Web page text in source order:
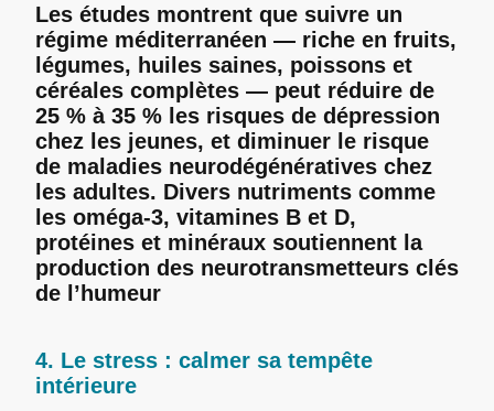
Les études montrent que suivre un
régime méditerranéen — riche en fruits,
légumes, huiles saines, poissons et
céréales complètes — peut réduire de
25 % à 35 % les risques de dépression
chez les jeunes, et diminuer le risque
de maladies neurodégénératives chez
les adultes. Divers nutriments comme
les oméga-3, vitamines B et D,
protéines et minéraux soutiennent la
production des neurotransmetteurs clés
de l’humeur
4. Le stress : calmer sa tempête
intérieure